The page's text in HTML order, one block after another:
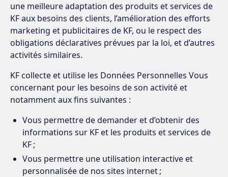
une meilleure adaptation des produits et services de
KF aux besoins des clients, l’amélioration des efforts
marketing et publicitaires de KF, ou le respect des
obligations déclaratives prévues par la loi, et d’autres
activités similaires.
KF collecte et utilise les Données Personnelles Vous
concernant pour les besoins de son activité et
notamment aux fins suivantes :
Vous permettre de demander et d’obtenir des
informations sur KF et les produits et services de
KF ;
Vous permettre une utilisation interactive et
personnalisée de nos sites internet ;